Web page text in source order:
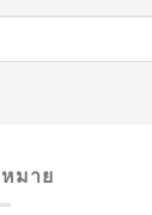
มาย